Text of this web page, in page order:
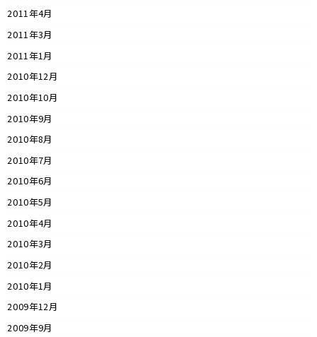
2011年4月
2011年3月
2011年1月
2010年12月
2010年10月
2010年9月
2010年8月
2010年7月
2010年6月
2010年5月
2010年4月
2010年3月
2010年2月
2010年1月
2009年12月
2009年9月